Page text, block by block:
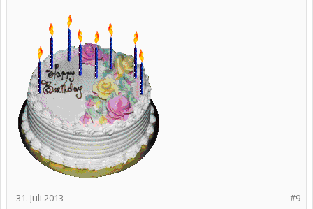
#9
31. Juli 2013